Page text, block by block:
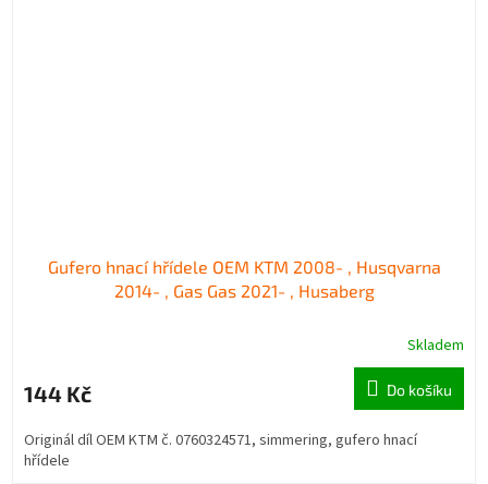
Gufero hnací hřídele OEM KTM 2008- , Husqvarna
2014- , Gas Gas 2021- , Husaberg
Skladem
144 Kč Do košíku
Originál díl OEM KTM č. 0760324571, simmering, gufero hnací
hřídele